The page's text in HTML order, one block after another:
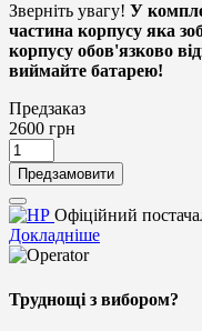
Зверніть увагу! У
частина корпусу яка
корпусу обов'язково
виймайте батарею!
Предзаказ
2600 грн
Предзамовити
Офіційний
Докладніше
Труднощі з вибором?